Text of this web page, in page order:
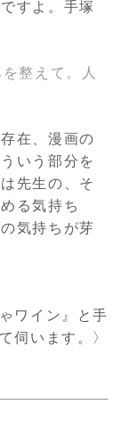
すよ。手塚
整えて。人
在、漫画の
いう部分を
先生の、そ
る気持ち
気持ちが芽
ワイン』と手
伺います。〉